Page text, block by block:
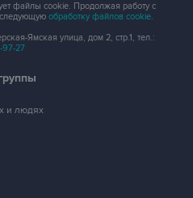
файлы cookie. Продолжая работу с
обработку файлов cookie.
Ямская улица, дом 2, стр.1, тел.:
97-27
и людях